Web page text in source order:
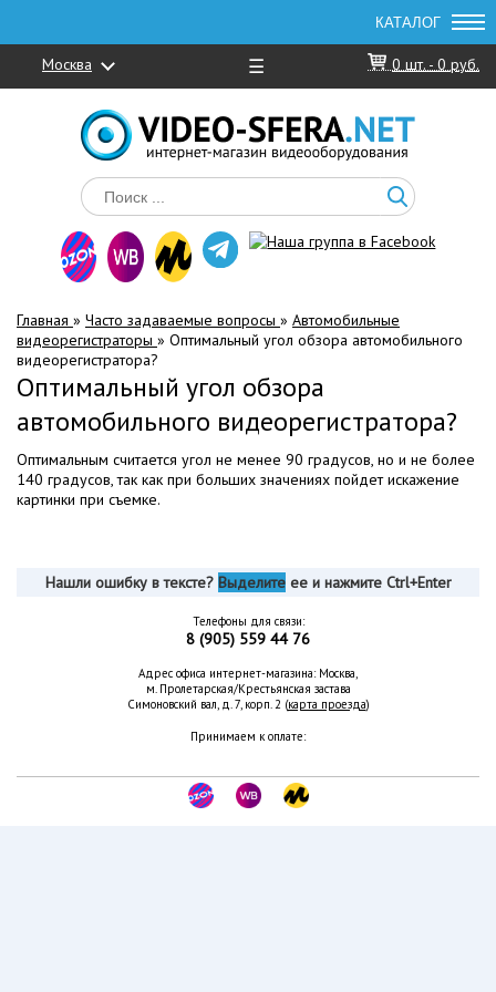
Москва ☰ 0 шт. - 0 руб.
Главная » Часто задаваемые вопросы » Автомобильные
видеорегистраторы » Оптимальный угол обзора автомобильного
видеорегистратора?
Оптимальный угол обзора
автомобильного видеорегистратора?
Оптимальным считается угол не менее 90 градусов, но и не более
140 градусов, так как при больших значениях пойдет искажение
картинки при съемке.
Нашли ошибку в тексте? Выделитеее и нажмите Ctrl+Enter
Телефоны для связи:
8 (905) 559 44 76
Адрес офиса интернет-магазина: Москва,
м. Пролетарская/Крестьянская застава
Симоновский вал, д. 7, корп. 2 (карта проезда)
Принимаем к оплате: